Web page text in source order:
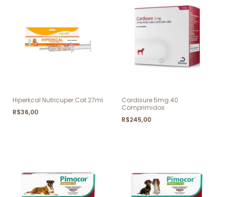
Hiperkcal Nutricuper Cat 27ml
R$36,00
Cardisure 5mg 40
Comprimidos
R$245,00